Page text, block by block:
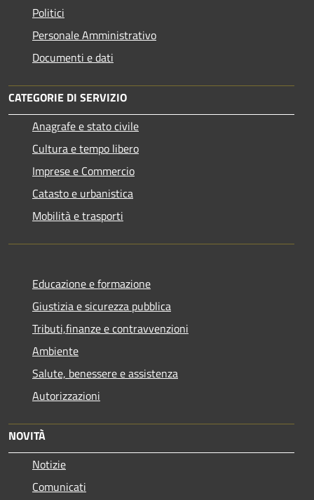
Politici
Personale Amministrativo
Documenti e dati
CATEGORIE DI SERVIZIO
Anagrafe e stato civile
Cultura e tempo libero
Imprese e Commercio
Catasto e urbanistica
Mobilità e trasporti
Educazione e formazione
Giustizia e sicurezza pubblica
Tributi,finanze e contravvenzioni
Ambiente
Salute, benessere e assistenza
Autorizzazioni
NOVITÀ
Notizie
Comunicati